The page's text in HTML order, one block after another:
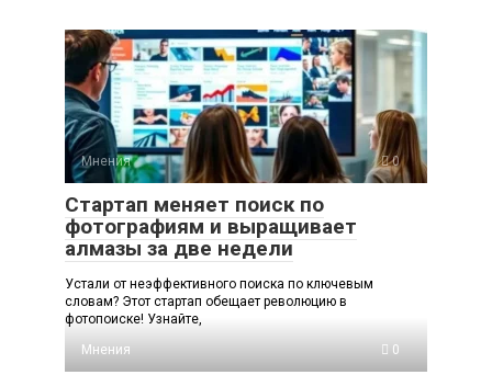
Мнения 0
Стартап меняет поиск по
фотографиям и выращивает
алмазы за две недели
Устали от неэффективного поиска по ключевым
словам? Этот стартап обещает революцию в
фотопоиске! Узнайте,
Мнения
0